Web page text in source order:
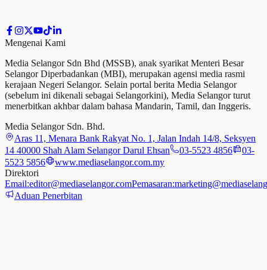
Mengenai Kami
Media Selangor Sdn Bhd (MSSB), anak syarikat Menteri Besar
Selangor Diperbadankan (MBI), merupakan agensi media rasmi
kerajaan Negeri Selangor. Selain portal berita Media Selangor
(sebelum ini dikenali sebagai Selangorkini), Media Selangor turut
menerbitkan akhbar dalam bahasa Mandarin, Tamil, dan Inggeris.
Media Selangor Sdn. Bhd.
Aras 11, Menara Bank Rakyat No. 1, Jalan Indah 14/8, Seksyen
14 40000 Shah Alam Selangor Darul Ehsan
03-5523 4856
03-
5523 5856
www.mediaselangor.com.my
Direktori
Email:editor@mediaselangor.comPemasaran:
Aduan Penerbitan